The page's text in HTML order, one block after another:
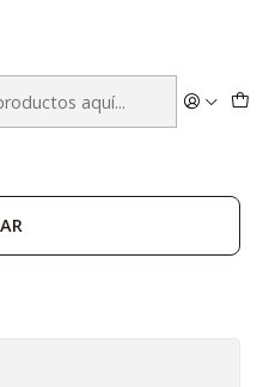
- CAJA DE 4